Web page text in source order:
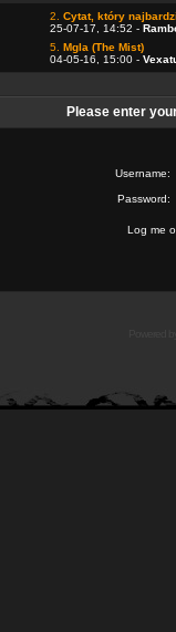
2. Cytat, który
25-07-17, 14:52 -
5. Mgla (The Mist)
04-05-16, 15:00 -
Please enter
Username:
Password:
Log me